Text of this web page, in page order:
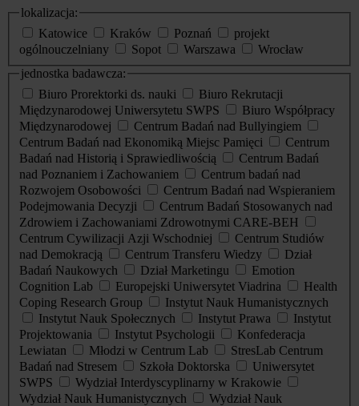
lokalizacja:
Katowice
Kraków Poznań
projekt
ogólnouczelniany
Sopot Warszawa
Wrocław
jednostka badawcza:
Biuro Prorektorki ds. nauki
Biuro Rekrutacji
Międzynarodowej Uniwersytetu SWPS
Biuro Współpracy
Międzynarodowej
Centrum Badań nad Bullyingiem
Centrum Badań nad Ekonomiką Miejsc Pamięci
Centrum
Badań nad Historią i Sprawiedliwością
Centrum Badań
nad Poznaniem i Zachowaniem
Centrum badań nad
Rozwojem Osobowości
Centrum Badań nad Wspieraniem
Podejmowania Decyzji
Centrum Badań Stosowanych nad
Zdrowiem i Zachowaniami Zdrowotnymi CARE-BEH
Centrum Cywilizacji Azji Wschodniej
Centrum Studiów
nad Demokracją
Centrum Transferu Wiedzy
Dział
Badań Naukowych
Dział Marketingu
Emotion
Cognition Lab
Europejski Uniwersytet Viadrina
Health
Coping Research Group
Instytut Nauk Humanistycznych
Instytut Nauk Społecznych
Instytut Prawa
Instytut
Projektowania
Instytut Psychologii
Konfederacja
Lewiatan
Młodzi w Centrum Lab
StresLab Centrum
Badań nad Stresem
Szkoła Doktorska
Uniwersytet
SWPS
Wydział Interdyscyplinarny w Krakowie
Wydział Nauk Humanistycznych
Wydział Nauk